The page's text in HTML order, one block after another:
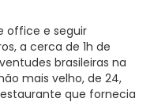
office e seguir
a cerca de 1h de
brasileiras na
mais velho, de 24,
que fornecia